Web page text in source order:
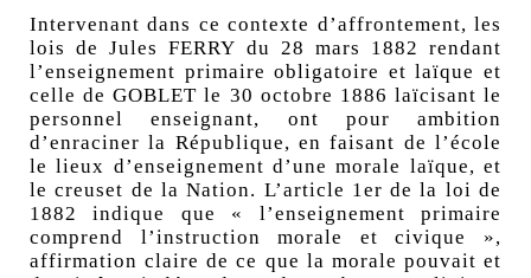
Intervenant dans ce contexte d’affrontement, les
lois de Jules FERRY du 28 mars 1882 rendant
l’enseignement primaire obligatoire et laïque et
celle de GOBLET le 30 octobre 1886 laïcisant le
personnel enseignant, ont pour ambition
d’enraciner la République, en faisant de l’école
le lieux d’enseignement d’une morale laïque, et
le creuset de la Nation. L’article 1er de la loi de
1882 indique que « l’enseignement primaire
comprend l’instruction morale et civique »,
affirmation claire de ce que la morale pouvait et